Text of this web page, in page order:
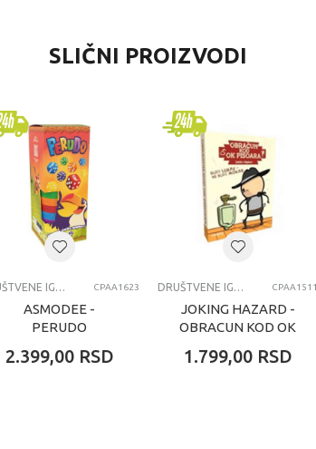
Društvene igre
univerzalno
7-8 godina
DRUŠTVENE IGRE
SLIČNI PROIZVODI
DRUŠTVENE IGRE CPAA1623
ASMODEE -
PERUDO
2.399,00 RSD
DRUŠTVENE IGRE CPAA1511
JOKING HAZARD -
OBRACUN KOD OK
1.799,00 RSD